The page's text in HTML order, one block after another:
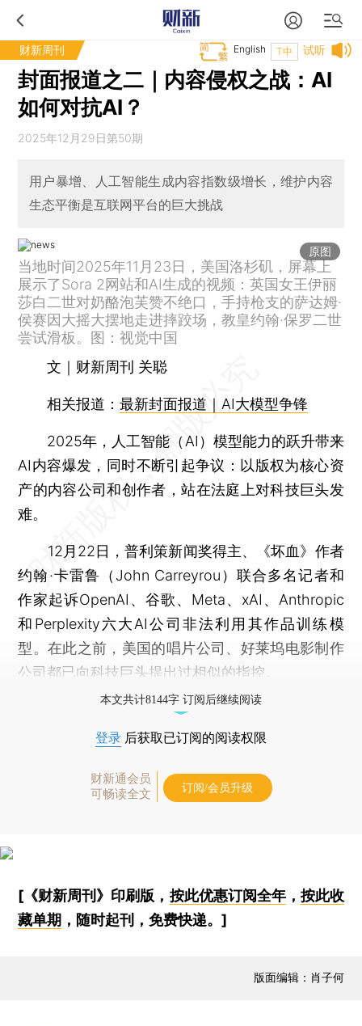
财新周刊 试听
T中
English
封面报道之二｜内容侵权之战：AI
如何对抗AI？
2025年12月29日第50期
用户暴增、人工智能生成内容指数级增长，维护内容
生态平衡是互联网平台的巨大挑战
原图
当地时间2025年11月23日，美国洛杉矶，屏幕上
展示了Sora 2网站和AI生成的视频：英国女王伊丽
莎白二世对奶酪泡芙赞不绝口，手持枪支的萨达姆·
侯赛因大摇大摆地走进摔跤场，教皇约翰·保罗二世
尝试滑板。图：视觉中国
文｜财新周刊 关聪
相关报道：最新封面报道｜AI大模型争锋
2025年，人工智能（AI）模型能力的跃升带来
AI内容爆发，同时不断引起争议：以版权为核心资
产的内容公司和创作者，站在法庭上对科技巨头发
难。
12月22日，普利策新闻奖得主、《坏血》作者
约翰·卡雷鲁（John Carreyrou）联合多名记者和
作家起诉OpenAI、谷歌、Meta、xAI、Anthropic
和Perplexity六大AI公司非法利用其作品训练模
型。在此之前，美国的唱片公司、好莱坞电影制作
公司都已向科技巨头提出过相似的指控。
本文共计8144字 订阅后继续阅读
登录 后获取已订阅的阅读权限
财新通会员
可畅读全文
订阅/会员升级
[《财新周刊》印刷版， 按此优惠订阅全年， 按此收
藏单期 ，随时起刊，免费快递。]
版面编辑：肖子何